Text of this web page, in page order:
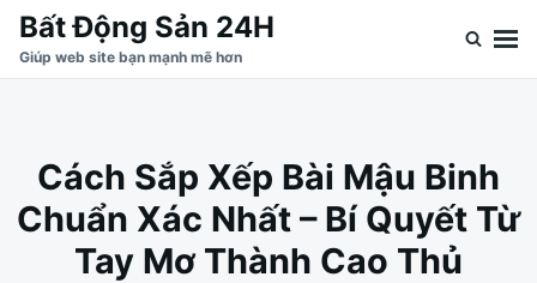
Nhảy
đến
Tìm
kiếm
Bất Động Sản 24H
Giúp web site bạn mạnh mẽ hơn
Cách Sắp Xếp Bài Mậu Binh
Chuẩn Xác Nhất – Bí Quyết Từ
Tay Mơ Thành Cao Thủ